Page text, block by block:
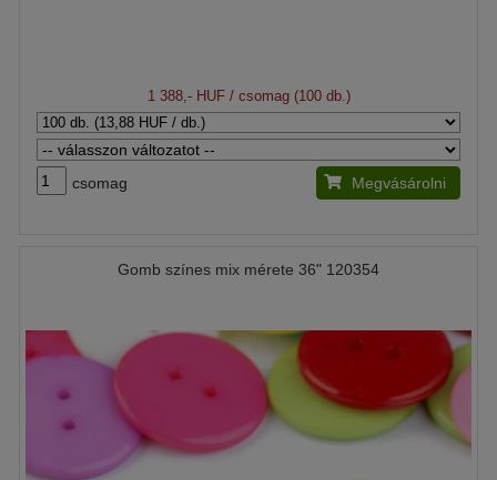
1 388,- HUF/ csomag (100 db.)
csomag Megvásárolni
Gomb színes mix mérete 36" 120354